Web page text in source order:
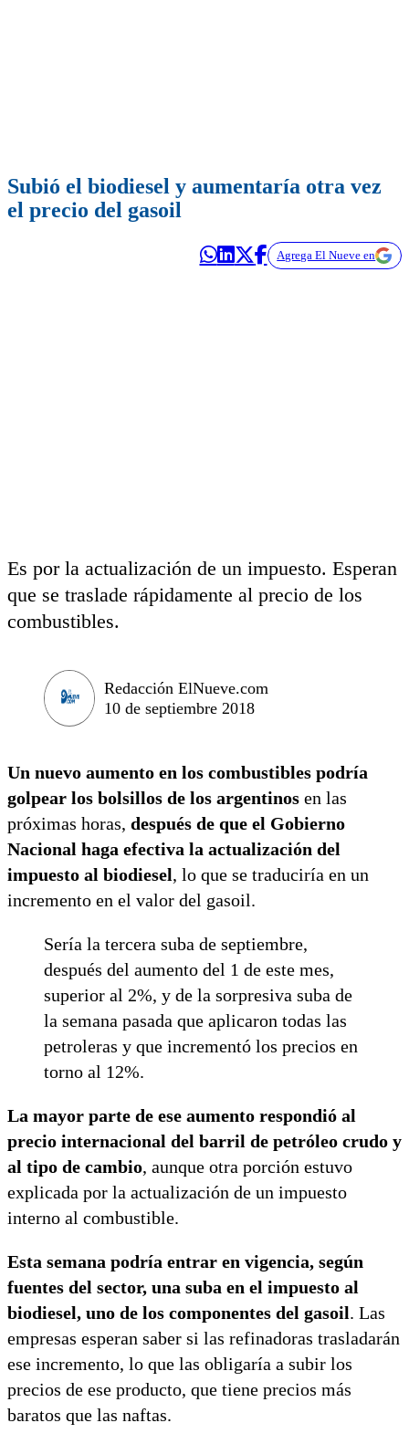
Subió el biodiesel y aumentaría otra vez
el precio del gasoil
Agrega El Nueve en
Es por la actualización de un impuesto. Esperan
que se traslade rápidamente al precio de los
combustibles.
Redacción ElNueve.com
10 de septiembre 2018
Un nuevo aumento en los combustibles podría
golpear los bolsillos de los argentinos en las
próximas horas, después de que el Gobierno
Nacional haga efectiva la actualización del
impuesto al biodiesel, lo que se traduciría en un
incremento en el valor del gasoil.
Sería la tercera suba de septiembre,
después del aumento del 1 de este mes,
superior al 2%, y de la sorpresiva suba de
la semana pasada que aplicaron todas las
petroleras y que incrementó los precios en
torno al 12%.
La mayor parte de ese aumento respondió al
precio internacional del barril de petróleo crudo y
al tipo de cambio, aunque otra porción estuvo
explicada por la actualización de un impuesto
interno al combustible.
Esta semana podría entrar en vigencia, según
fuentes del sector, una suba en el impuesto al
biodiesel, uno de los componentes del gasoil. Las
empresas esperan saber si las refinadoras trasladarán
ese incremento, lo que las obligaría a subir los
precios de ese producto, que tiene precios más
baratos que las naftas.